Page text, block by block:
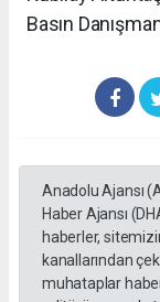
Basın
Anadolu Ajansı
Haber Ajansı
haberler,
kanallarından
muhataplar